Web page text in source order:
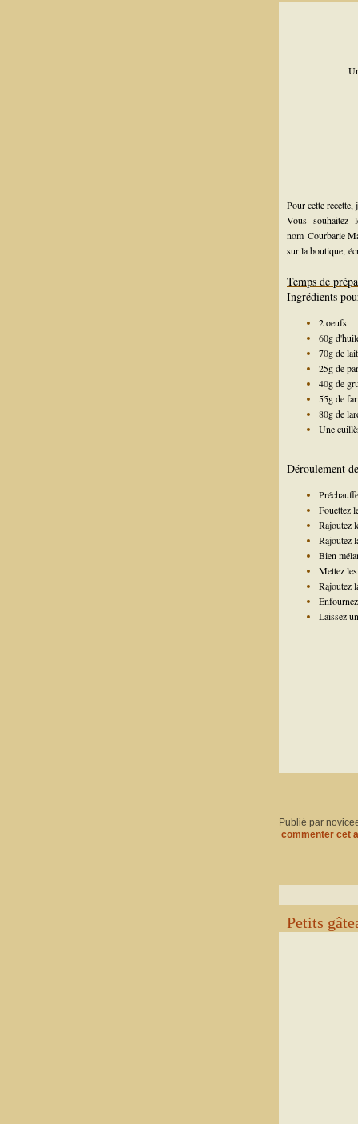
Pour cette
Vous souhaitez
nom Courbarie
sur la boutique,
Temps de
Ingrédients
2 oeufs
60g
70g de lait
25g de
40g de
55g de
80g de
Une
Déroulement
Fouettez
Rajoutez
Rajoutez
Bien
Mettez
Rajoutez
Laissez
Publié par
commenter cet
Petits